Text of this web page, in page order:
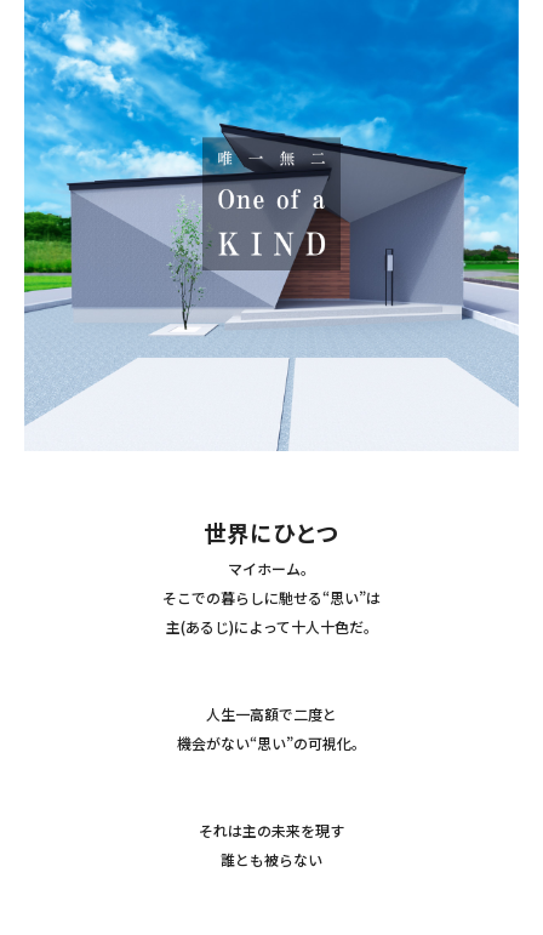
世界にひとつ
マイホーム。
そこでの暮らしに馳せる“思い”は
主(あるじ)によって十人十色だ。
人生一高額で二度と
機会がない“思い”の可視化。
それは主の未来を現す
誰とも被らない